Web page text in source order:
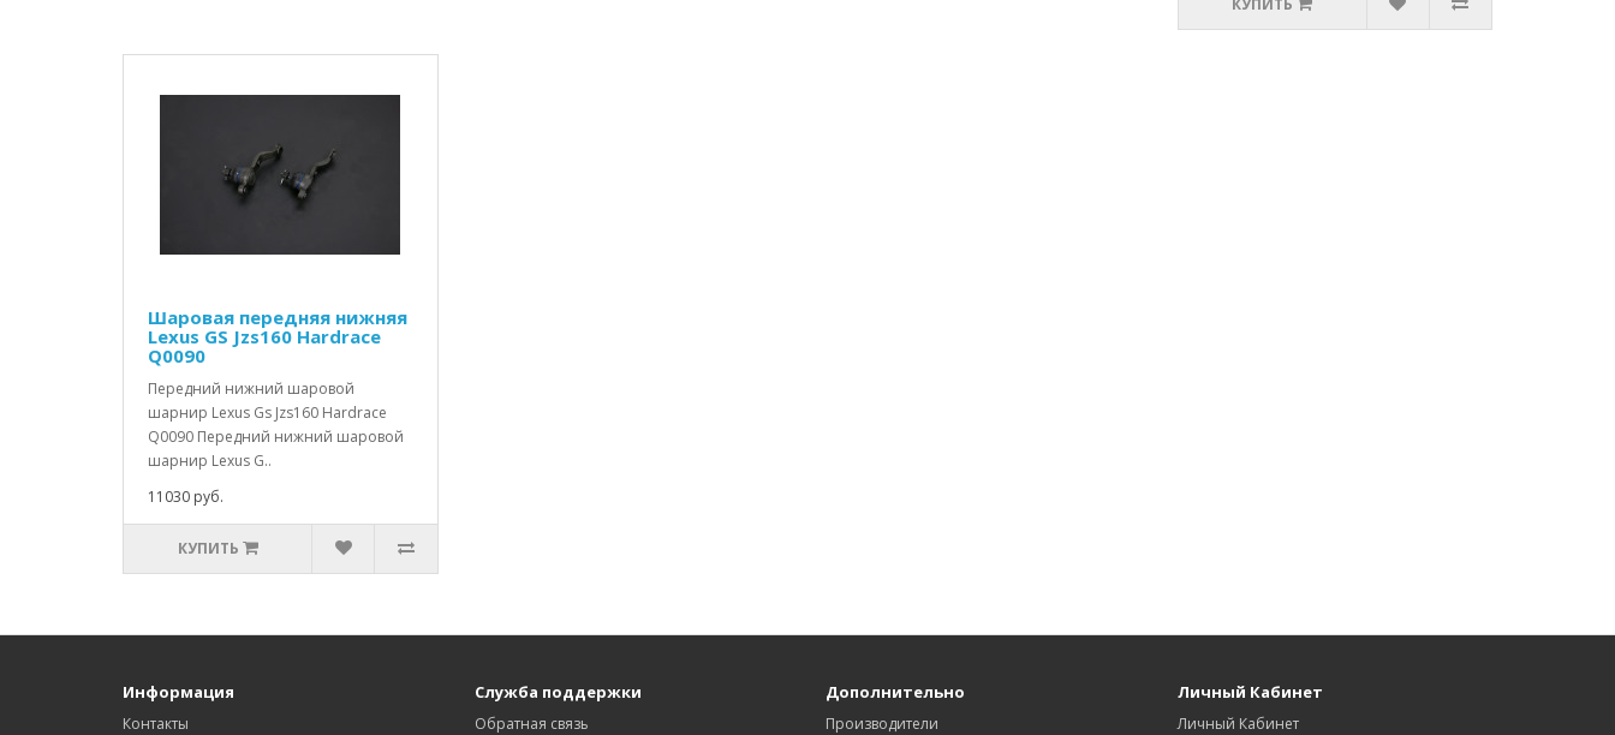
КУПИТЬ
Шаровая передняя нижняя
Lexus GS Jzs160 Hardrace
Q0090
Передний нижний шаровой
шарнир Lexus Gs Jzs160 Hardrace
Q0090 Передний нижний шаровой
шарнир Lexus G..
11030 руб.
КУПИТЬ
Информация
Контакты
Служба поддержки
Обратная связь
Дополнительно
Производители
Личный Кабинет
Личный Кабинет